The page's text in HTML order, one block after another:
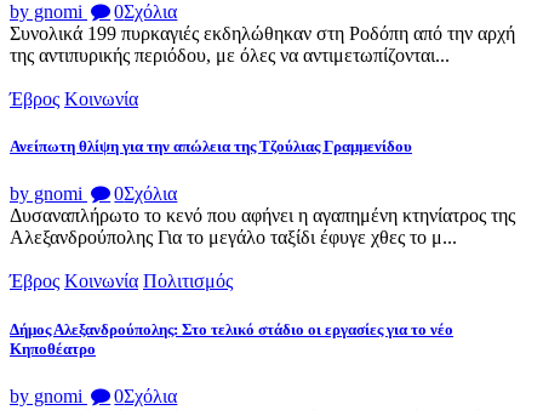
by gnomi 0Σχόλια
Συνολικά 199 πυρκαγιές εκδηλώθηκαν στη Ροδόπη από την αρχή
της αντιπυρικής περιόδου, με όλες να αντιμετωπίζονται...
Έβρος Κοινωνία
Ανείπωτη θλίψη για την απώλεια της Τζούλιας Γραμμενίδου
by gnomi 0Σχόλια
Δυσαναπλήρωτο το κενό που αφήνει η αγαπημένη κτηνίατρος της
Αλεξανδρούπολης Για το μεγάλο ταξίδι έφυγε χθες το μ...
Έβρος Κοινωνία Πολιτισμός
Δήμος Αλεξανδρούπολης: Στο τελικό στάδιο οι εργασίες για το νέο
Κηποθέατρο
by gnomi 0Σχόλια